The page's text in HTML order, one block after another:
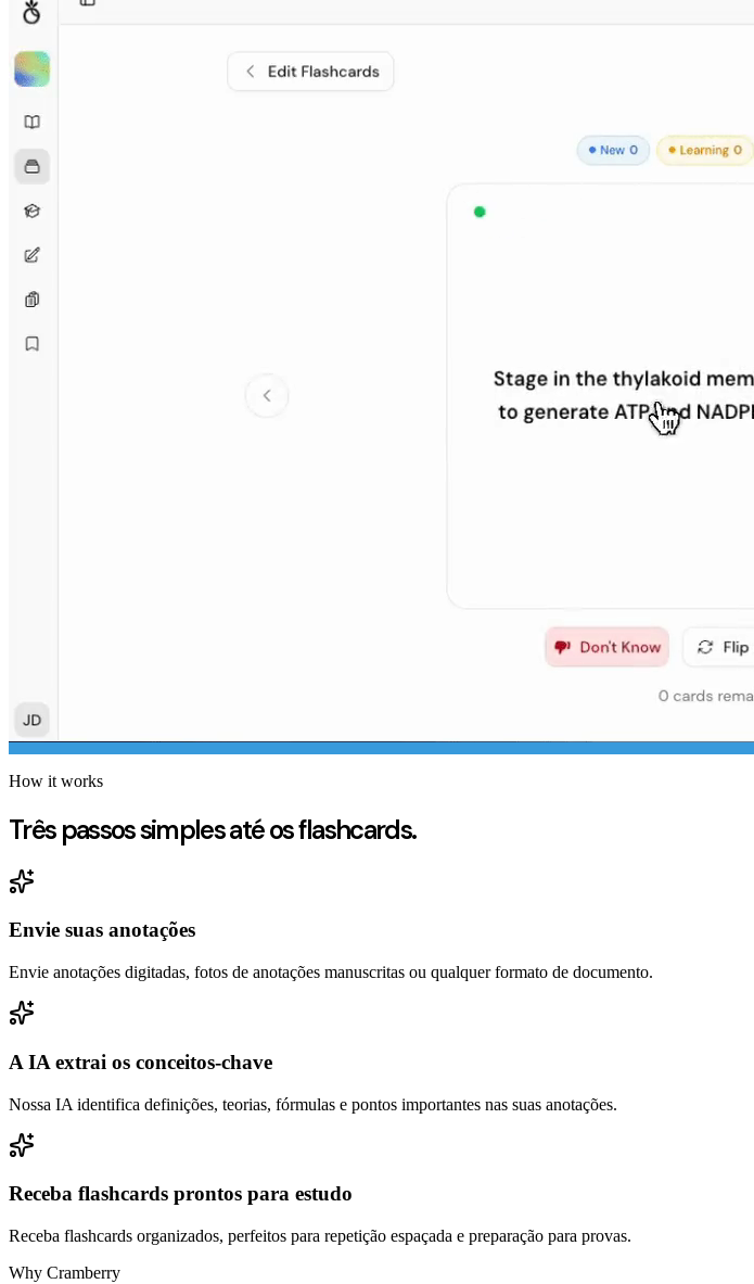
How it works
Três passos simples até os flashcards.
Envie suas anotações
Envie anotações digitadas, fotos de anotações manuscritas ou qualquer formato de documento.
A IA extrai os conceitos-chave
Nossa IA identifica definições, teorias, fórmulas e pontos importantes nas suas anotações.
Receba flashcards prontos para estudo
Receba flashcards organizados, perfeitos para repetição espaçada e preparação para provas.
Why Cramberry